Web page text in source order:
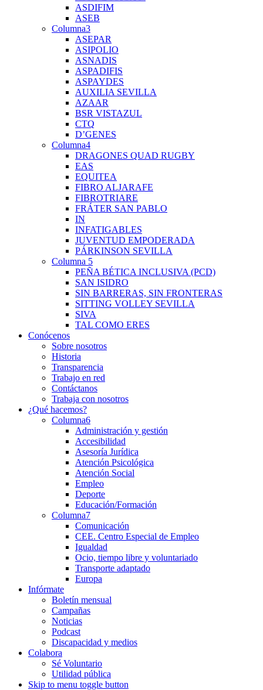
ASDIFIM
ASEB
Columna3
ASEPAR
ASIPOLIO
ASNADIS
ASPADIFIS
ASPAYDES
AUXILIA SEVILLA
AZAAR
BSR VISTAZUL
CTQ
D’GENES
Columna4
DRAGONES QUAD RUGBY
EAS
EQUITEA
FIBRO ALJARAFE
FIBROTRIARE
FRÁTER SAN PABLO
IN
INFATIGABLES
JUVENTUD EMPODERADA
PÁRKINSON SEVILLA
Columna 5
PEÑA BÉTICA INCLUSIVA (PCD)
SAN ISIDRO
SIN BARRERAS, SIN FRONTERAS
SITTING VOLLEY SEVILLA
SIVA
TAL COMO ERES
Conócenos
Sobre nosotros
Historia
Transparencia
Trabajo en red
Contáctanos
Trabaja con nosotros
¿Qué hacemos?
Columna6
Administración y gestión
Accesibilidad
Asesoría Jurídica
Atención Psicológica
Atención Social
Empleo
Deporte
Educación/Formación
Columna7
Comunicación
CEE. Centro Especial de Empleo
Igualdad
Ocio, tiempo libre y voluntariado
Transporte adaptado
Europa
Infórmate
Boletín mensual
Campañas
Noticias
Podcast
Discapacidad y medios
Colabora
Sé Voluntario
Utilidad pública
Skip to menu toggle button